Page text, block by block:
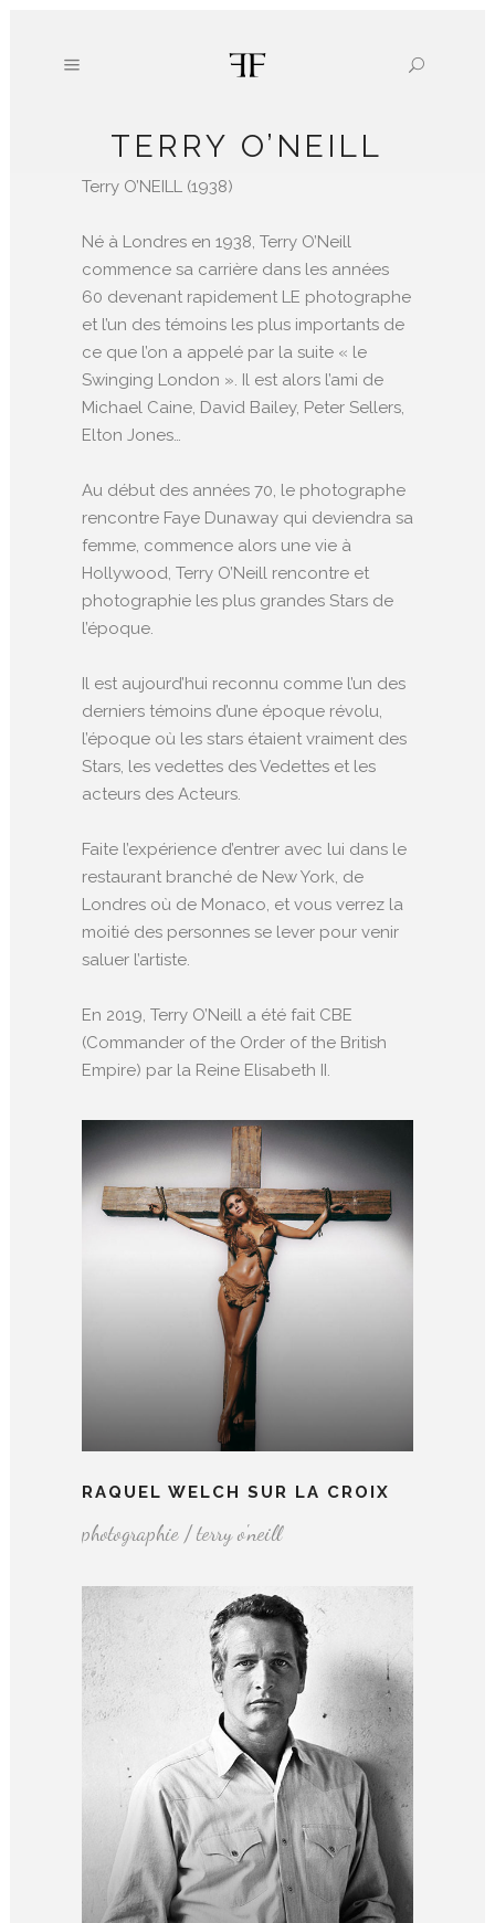
TERRY O’NEILL
Terry O’NEILL (1938)
Né à Londres en 1938, Terry O’Neill
commence sa carrière dans les années
60 devenant rapidement LE photographe
et l’un des témoins les plus importants de
ce que l’on a appelé par la suite « le
Swinging London ». Il est alors l’ami de
Michael Caine, David Bailey, Peter Sellers,
Elton Jones…
Au début des années 70, le photographe
rencontre Faye Dunaway qui deviendra sa
femme, commence alors une vie à
Hollywood, Terry O’Neill rencontre et
photographie les plus grandes Stars de
l’époque.
Il est aujourd’hui reconnu comme l’un des
derniers témoins d’une époque révolu,
l’époque où les stars étaient vraiment des
Stars, les vedettes des Vedettes et les
acteurs des Acteurs.
Faite l’expérience d’entrer avec lui dans le
restaurant branché de New York, de
Londres où de Monaco, et vous verrez la
moitié des personnes se lever pour venir
saluer l’artiste.
En 2019, Terry O’Neill a été fait CBE
(Commander of the Order of the British
Empire) par la Reine Elisabeth II.
RAQUEL WELCH SUR LA CROIX
photographie / terry o'neill